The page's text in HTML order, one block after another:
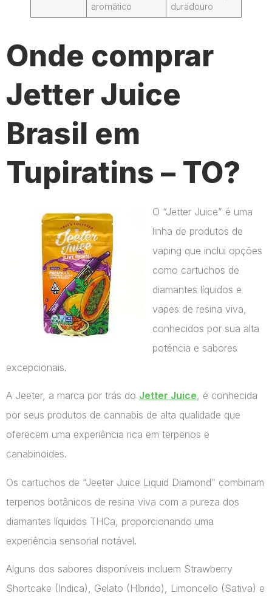
aromático
duradouro
Onde comprar
Jetter Juice
Brasil em
Tupiratins – TO?
O “Jetter Juice” é uma
linha de produtos de
vaping que inclui opções
como cartuchos de
diamantes líquidos e
vapes de resina viva,
conhecidos por sua alta
potência e sabores
excepcionais.
A Jeeter, a marca por trás do Jetter Juice, é conhecida
por seus produtos de cannabis de alta qualidade que
oferecem uma experiência rica em terpenos e
canabinoides.
Os cartuchos de “Jeeter Juice Liquid Diamond” combinam
terpenos botânicos de resina viva com a pureza dos
diamantes líquidos THCa, proporcionando uma
experiência sensorial notável.
Alguns dos sabores disponíveis incluem Strawberry
Shortcake (Indica), Gelato (Híbrido), Limoncello (Sativa) e